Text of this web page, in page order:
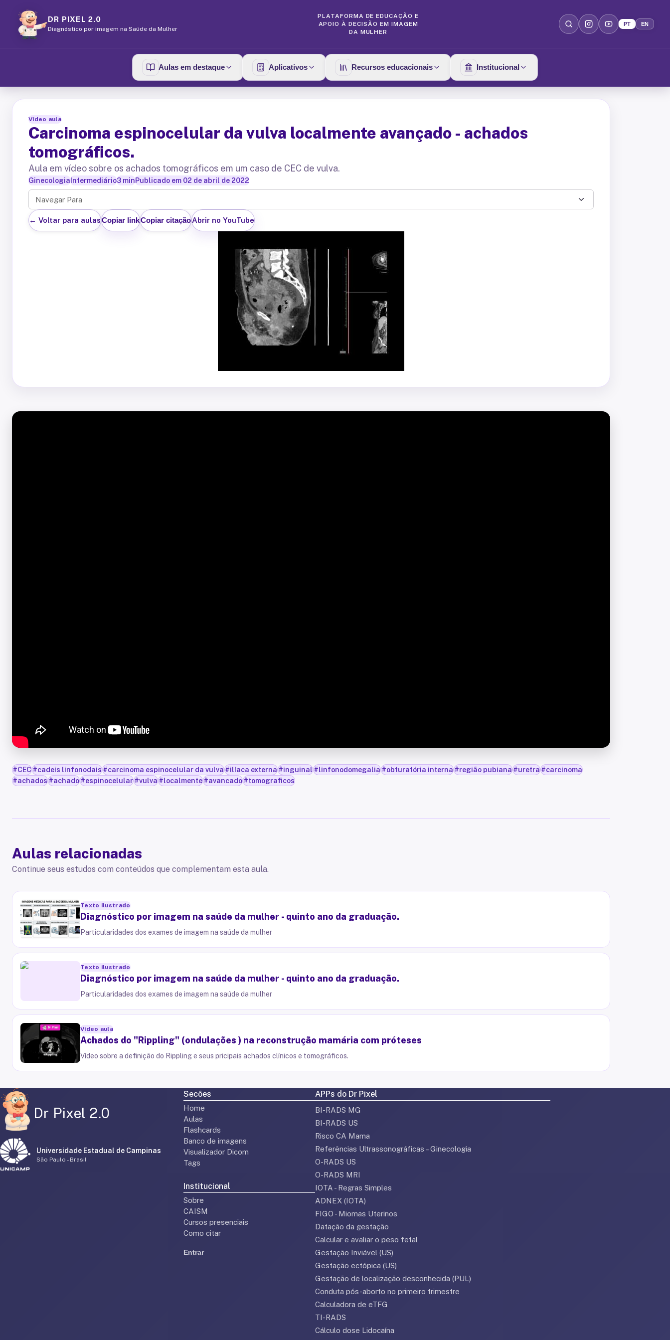
DR PIXEL 2.0
Diagnóstico por imagem na Saúde da Mulher
PLATAFORMA DE EDUCAÇÃO E
APOIO À DECISÃO EM IMAGEM
DA MULHER
PT EN
Aulas em destaque Aplicativos Recursos educacionais Institucional
Vídeo aula
Carcinoma espinocelular da vulva localmente avançado - achados
tomográficos.
Aula em vídeo sobre os achados tomográficos em um caso de CEC de vulva.
Ginecologia Intermediário3 minPublicado em 02 de abril de 2022
Navegar Para
← Voltar para aulasCopiar linkCopiar citaçãoAbrir no YouTube
#CEC#cadeis linfonodais#carcinoma espinocelular da vulva#ilíaca externa#inguinal#linfonodomegalia#obturatória interna#região pubiana#uretra#carcinoma
#achados#achado#espinocelular#vulva#localmente#avancado#tomograficos
Aulas relacionadas
Continue seus estudos com conteúdos que complementam esta aula.
Texto ilustrado
Diagnóstico por imagem na saúde da mulher - quinto ano da graduação.
Particularidades dos exames de imagem na saúde da mulher
Texto ilustrado
Diagnóstico por imagem na saúde da mulher - quinto ano da graduação.
Particularidades dos exames de imagem na saúde da mulher
Vídeo aula
Achados do "Rippling" (ondulações ) na reconstrução mamária com próteses
Vídeo sobre a definição do Rippling e seus pricipais achados clínicos e tomográficos.
Dr Pixel 2.0
Universidade Estadual de Campinas
São Paulo - Brasil
Secões
Home
Aulas
Flashcards
Banco de imagens
Visualizador Dicom
Tags
Institucional
Sobre
CAISM
Cursos presenciais
Como citar
Entrar
APPs do Dr Pixel
BI-RADS MG
BI-RADS US
Risco CA Mama
Referências Ultrassonográficas – Ginecologia
O-RADS US
O-RADS MRI
IOTA - Regras Simples
ADNEX (IOTA)
FIGO - Miomas Uterinos
Datação da gestação
Calcular e avaliar o peso fetal
Gestação Inviável (US)
Gestação ectópica (US)
Gestação de localização desconhecida (PUL)
Conduta pós-aborto no primeiro trimestre
Calculadora de eTFG
TI-RADS
Cálculo dose Lidocaína